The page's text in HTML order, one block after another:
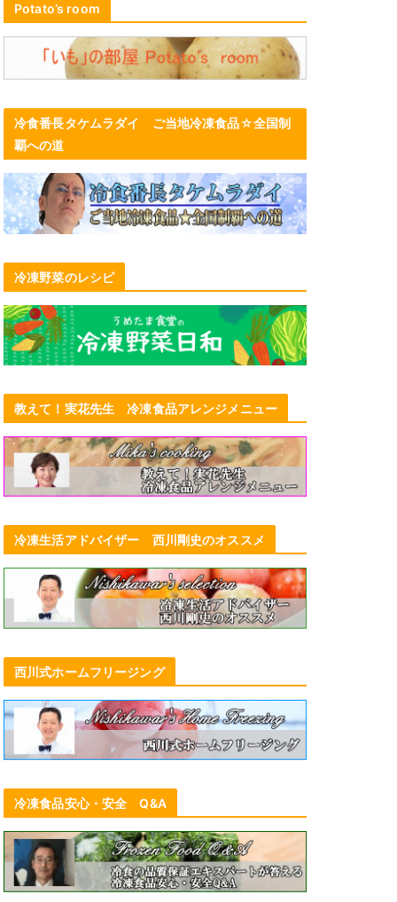
Potato’s room
冷食番長タケムラダイ ご当地冷凍食品☆全国制
覇への道
冷凍野菜のレシピ
教えて！実花先生 冷凍食品アレンジメニュー
冷凍生活アドバイザー 西川剛史のオススメ
西川式ホームフリージング
冷凍食品安心・安全 Q&A